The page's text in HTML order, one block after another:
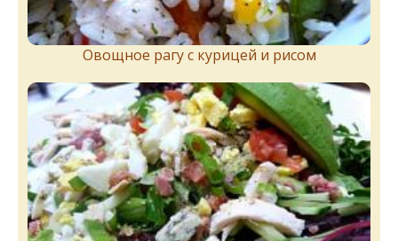
Овощное рагу с курицей и рисом